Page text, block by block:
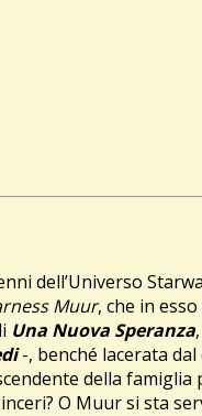
dell’Universo
Muur, che in
Una Nuova Speranza
-, benché lacerata
della famiglia
O Muur si sta